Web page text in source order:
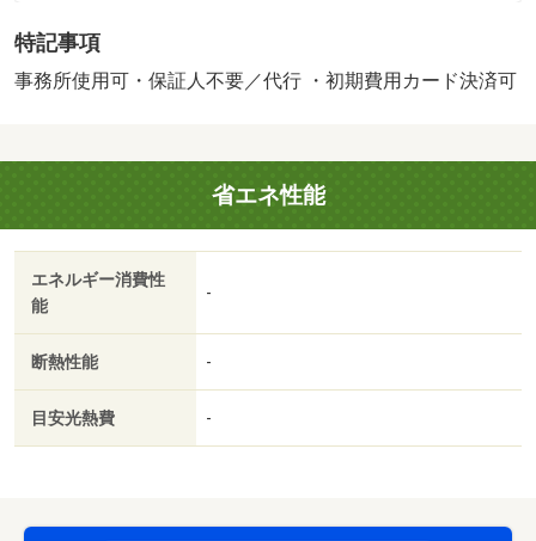
ポート含） 更新保証料・・・３，５００円／年）・鍵交
換代：あり５，５００円～・維持費等：水道料金３，００
特記事項
事務所使用可・保証人不要／代行 ・初期費用カード決済可
省エネ性能
エネルギー消費性
能
-
断熱性能 -
目安光熱費 -